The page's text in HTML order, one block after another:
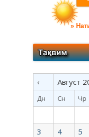
»
‹ Август
Дн Сн Чр
3
4 5